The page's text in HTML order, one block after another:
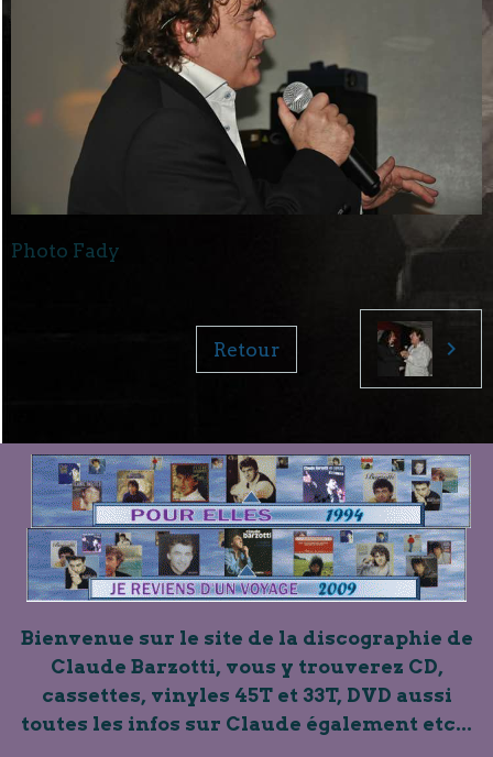
Photo Fady
Retour
Bienvenue sur le site de la discographie de
Claude Barzotti, vous y trouverez CD,
cassettes, vinyles 45T et 33T, DVD aussi
toutes les infos sur Claude également etc...